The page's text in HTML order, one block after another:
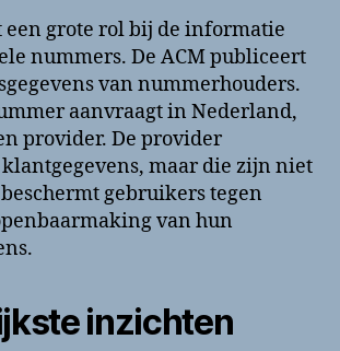
een grote rol bij de informatie
nummers. De ACM publiceert
van nummerhouders.
aanvraagt in Nederland,
provider. De provider
maar die zijn niet
gebruikers tegen
van hun
inzichten